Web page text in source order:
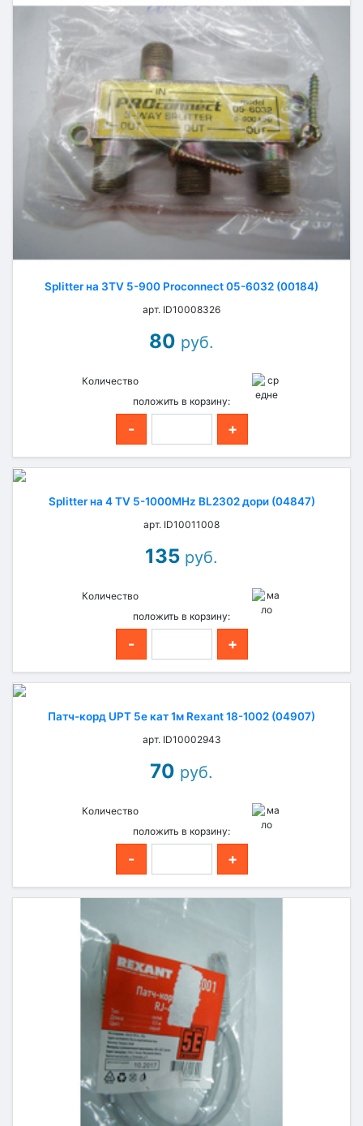
Splitter на 3TV 5-900 Proconnect 05-6032 (00184)
арт. ID10008326
80 руб.
Количество
положить в корзину:
- +
Splitter на 4 TV 5-1000MHz BL2302 дори (04847)
арт. ID10011008
135 руб.
Количество
положить в корзину:
- +
Патч-корд UPT 5e кат 1м Rexant 18-1002 (04907)
арт. ID10002943
70 руб.
Количество
положить в корзину:
- +